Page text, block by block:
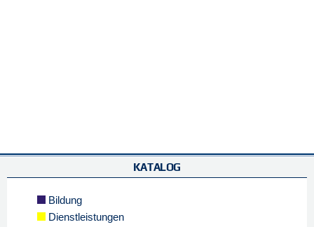
KATALOG
Bildung
Dienstleistungen